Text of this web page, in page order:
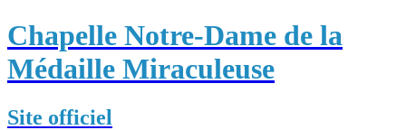
Chapelle Notre-Dame de la
Médaille Miraculeuse
Site officiel